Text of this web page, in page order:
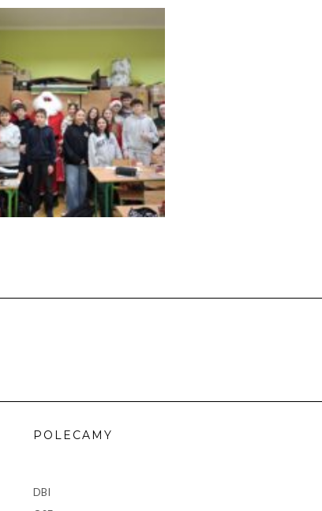
POLECAMY
DBI